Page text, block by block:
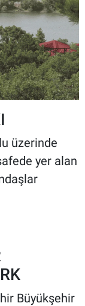
üzerinde
yer alan
Büyükşehir